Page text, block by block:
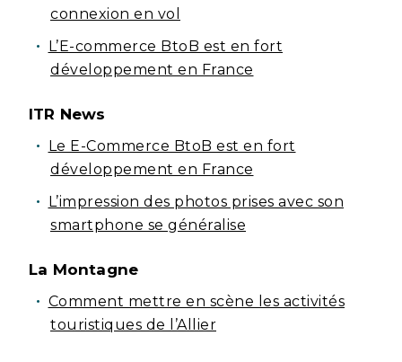
connexion en vol
L’E-commerce BtoB est en fort
développement en France
ITR News
Le E-Commerce BtoB est en fort
développement en France
L’impression des photos prises avec son
smartphone se généralise
La Montagne
Comment mettre en scène les activités
touristiques de l’Allier